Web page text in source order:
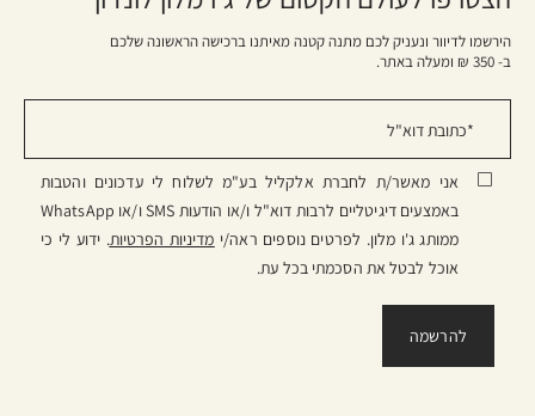
הירשמו לדיוור ונעניק לכם מתנה קטנה מאיתנו ברכישה הראשונה שלכם
ב- 350 ₪ ומעלה באתר.
אני מאשר/ת לחברת אלקליל בע"מ לשלוח לי עדכונים והטבות
באמצעים דיגיטליים לרבות דוא"ל ו/או הודעות SMS ו/או WhatsApp
ממותג ג'ו מלון. לפרטים נוספים ראה/י מדיניות הפרטיות. ידוע לי כי
אוכל לבטל את הסכמתי בכל עת.